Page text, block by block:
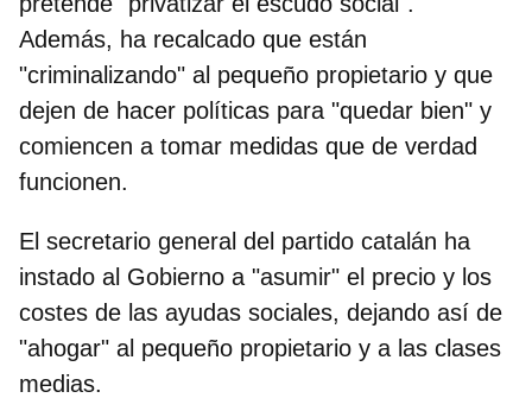
Además, ha recalcado que están
"criminalizando" al pequeño propietario y que
dejen de hacer políticas para "quedar bien" y
comiencen a tomar medidas que de verdad
funcionen.
El secretario general del partido catalán ha
instado al Gobierno a "asumir" el precio y los
costes de las ayudas sociales, dejando así de
"ahogar" al pequeño propietario y a las clases
medias.